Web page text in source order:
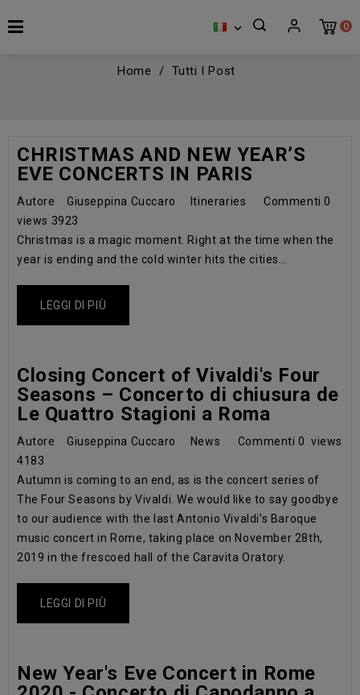
0

Home Tutti I Post
CHRISTMAS AND NEW YEAR’S
EVE CONCERTS IN PARIS
Autore Giuseppina Cuccaro Itineraries Commenti0
views 3923
Christmas is a magic moment. Right at the time when the
year is ending and the cold winter hits the cities...
LEGGI DI PIÙ
Closing Concert of Vivaldi's Four
Seasons – Concerto di chiusura de
Le Quattro Stagioni a Roma
Autore Giuseppina Cuccaro News Commenti0 views
4183
Autumn is coming to an end, as is the concert series of
The Four Seasons by Vivaldi. We would like to say goodbye
to our audience with the last Antonio Vivaldi’s Baroque
music concert in Rome, taking place on November 28th,
2019 in the frescoed hall of the Caravita Oratory.
LEGGI DI PIÙ
New Year's Eve Concert in Rome